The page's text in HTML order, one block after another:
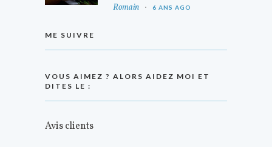
Romain 6 ANS AGO
ME SUIVRE
VOUS AIMEZ ? ALORS AIDEZ MOI ET
DITES LE :
Avis clients